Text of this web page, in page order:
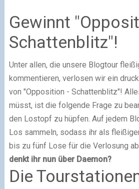
Gewinnt
Schattenblitz"!
Unter allen, die unsere Blogtour
kommentieren, verlosen wir ein
von "Opposition - Schattenblitz"!
müsst, ist die folgende Frage zu
den Lostopf zu hüpfen. Auf jedem
Los sammeln, sodass ihr als
bis zu fünf Lose für die Verlosung
denkt ihr nun über Daemon?
Die